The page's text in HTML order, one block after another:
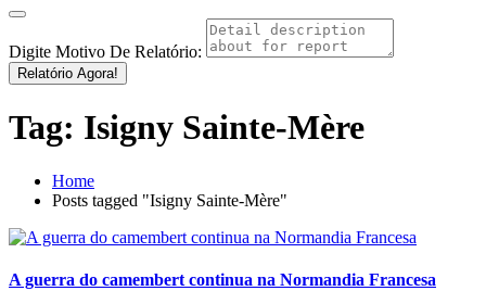
Digite Motivo De Relatório:
Relatório Agora!
Tag: Isigny Sainte-Mère
Home
Posts tagged "Isigny Sainte-Mère"
A guerra do camembert continua na Normandia Francesa